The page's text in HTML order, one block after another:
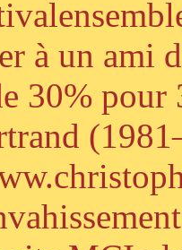
à un ami
30% pour